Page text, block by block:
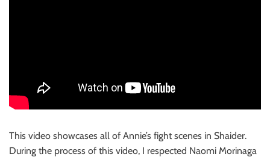
This video showcases all of Annie’s fight scenes in Shaider.
During the process of this video, I respected Naomi Morinaga